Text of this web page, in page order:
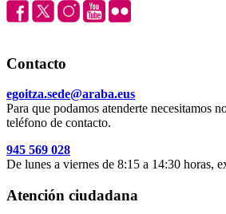
Contacto
egoitza.sede@araba.eus
Para que podamos atenderte necesitamos
teléfono de contacto.
945 569 028
De lunes a viernes de 8:15 a 14:30 horas,
Atención ciudadana